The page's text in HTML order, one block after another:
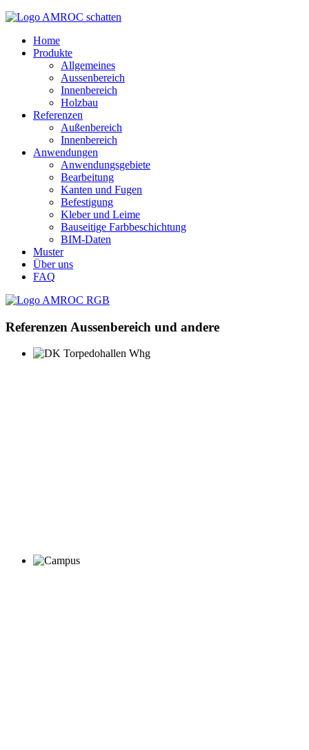
Home
Produkte
Allgemeines
Aussenbereich
Innenbereich
Holzbau
Referenzen
Außenbereich
Innenbereich
Anwendungen
Anwendungsgebiete
Bearbeitung
Kanten und Fugen
Befestigung
Kleber und Leime
Bauseitige Farbbeschichtung
BIM-Daten
Muster
Über uns
FAQ
Referenzen Aussenbereich und andere